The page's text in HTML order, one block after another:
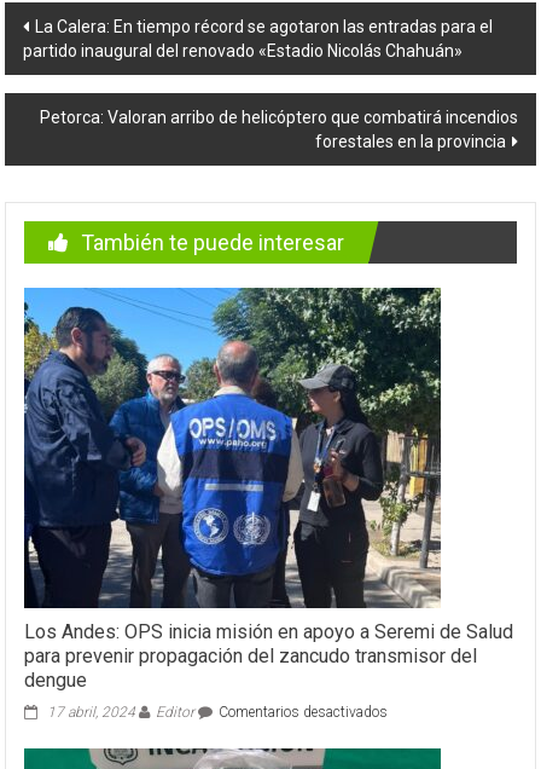
Navegación
de
entradas
La Calera: En tiempo récord se agotaron las entradas para el
partido inaugural del renovado «Estadio Nicolás Chahuán»
Petorca: Valoran arribo de helicóptero que combatirá incendios
forestales en la provincia
También te puede interesar
Los Andes: OPS inicia misión en apoyo a Seremi de Salud
para prevenir propagación del zancudo transmisor del
dengue
17 abril, 2024 Editor Comentarios desactivados
Andes: